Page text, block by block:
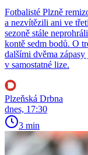
Fotbalisté Plzně
a nezvítězili ani ve
sezoně stále
kontě sedm bodů. O
dalšími dvěma
v samostatné lize.
Plzeňská Drbna
dnes, 17:30
3 min